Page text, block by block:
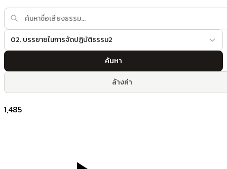
02. บรรยายในการจัดปฏิบัติธรรม2
ค้นหา
ล้างค่า
1,485